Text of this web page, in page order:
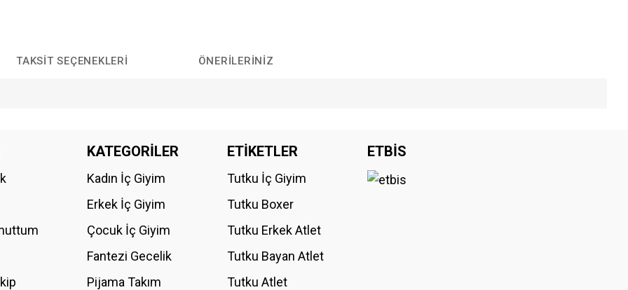
TAKSIT SEÇENEKLERI ÖNERILERINIZ
Bu ürüne ilk yorumu siz yapın!
KATEGORİLER
Kadın İç Giyim
Erkek İç Giyim
Çocuk İç Giyim
Fantezi Gecelik
Pijama Takım
ETİKETLER
Tutku İç Giyim
Tutku Boxer
Tutku Erkek Atlet
Tutku Bayan Atlet
Tutku Atlet
ETBİS